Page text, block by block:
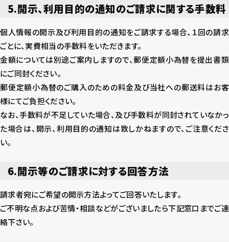
5.開示、利用目的の通知のご請求に関する手数料
個人情報の開示及び利用目的の通知をご請求する場合、１回の請求
ごとに、実費相当の手数料をいただきます。
金額については別途ご案内しますので、郵便定額小為替を提出書類
にご同封ください。
郵便定額小為替のご購入のための料金及び当社への郵送料はお客
様にてご負担ください。
なお、手数料が不足していた場合、及び手数料が同封されていなかっ
た場合は、開示、利用目的の通知は致しかねますので、ご注意くださ
い。
6.開示等のご請求に対する回答方法
請求者宛にご希望の開示方法よってご回答いたします。
ご不明な点および苦情・相談などがございましたら下記窓口までご連
絡下さい。